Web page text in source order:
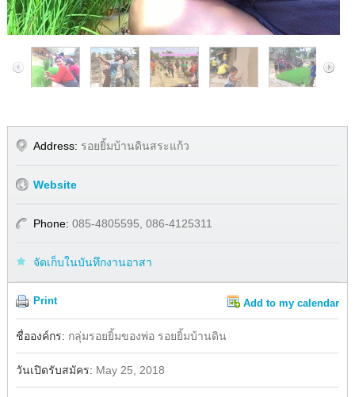
1/7
Address: รอยยิ้มบ้านดินสระแก้ว
Website
Phone: 085-4805595, 086-4125311
จัดเก็บในบันทึกงานอาสา
Print Add to my calendar
Facebook
ชื่อองค์กร: กลุ่มรอยยิ้มของพ่อ รอยยิ้มบ้านดิน
วันเปิดรับสมัคร: May 25, 2018